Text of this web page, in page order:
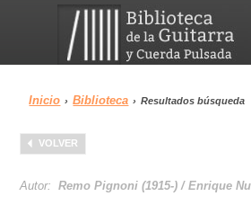
Menu
Biblioteca
Inicio › Biblioteca › Resultados búsqueda
VOLVER
Autor:Remo Pignoni (1915-) / Enrique